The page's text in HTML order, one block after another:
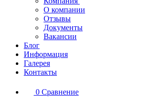
О компании
Отзывы
Документы
Вакансии
Блог
Информация
Галерея
Контакты
0 Сравнение